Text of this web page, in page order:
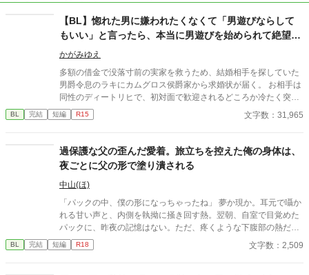
【BL】惚れた男に嫌われたくなくて「男遊びならして
もいい」と言ったら、本当に男遊びを始められて絶望し
ている侯爵令息の話
かがみゆえ
多額の借金で没落寸前の実家を救うため、結婚相手を探していた
男爵令息のラキにカムグロス侯爵家から求婚状が届く。 お相手は
同性のディートリヒで、初対面で歓迎されるどころか冷たく突き
放されてしまう。 『必要最低限関わるな』 『愛人を作るな』
『男遊びならしてもいい』 ディートリヒから実家の借金を完済す
め上手なラキの周りには可愛い令息が集まり、推し活状態に。 一
方、ディートリヒだけが嫉妬で胃を痛める日々。 ラキへの恋心を
BL 完結 短編 R15 文字数：31,965
過保護な父の歪んだ愛着。旅立ちを控えた俺の身体は、
夜ごとに父の形で塗り潰される
中山(ほ)
「パックの中、僕の形になっちゃったね」 夢か現か。耳元で囁か
れる甘い声と、内側を執拗に掻き回す熱。翌朝、自室で目覚めた
パックに、昨夜の記憶はない。ただ、疼くような下腹部の熱だけ
が残っていた。 相談しようと向かった相手こそが、自分を侵食し
ている張本人だとも知らずに、パックは父の部屋の扉を開く。 こ
BL 完結 短編 R18 文字数：2,509